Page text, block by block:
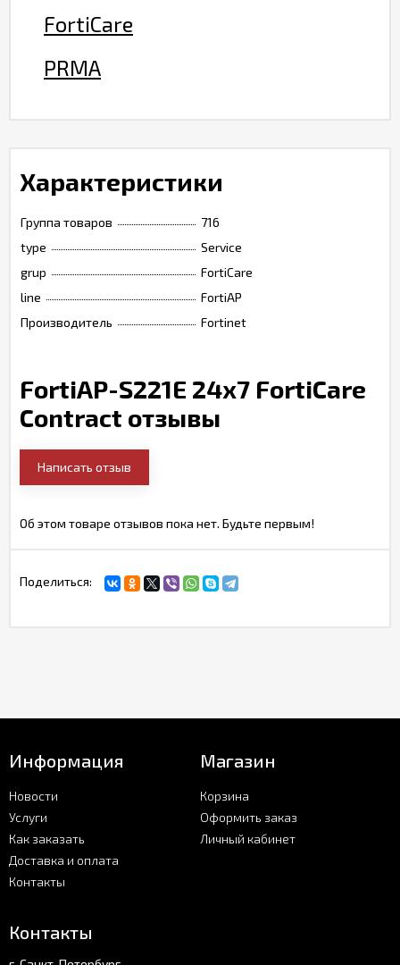
FortiCare
PRMA
Характеристики
Группа товаров
716
type
Service
grup
FortiCare
line
FortiAP
Производитель
Fortinet
FortiAP-S221E 24x7 FortiCare
Contract отзывы
Написать отзыв
Об этом товаре отзывов пока нет. Будьте первым!
Поделиться:
Информация
Новости
Услуги
Как заказать
Доставка и оплата
Контакты
Магазин
Корзина
Оформить заказ
Личный кабинет
Контакты